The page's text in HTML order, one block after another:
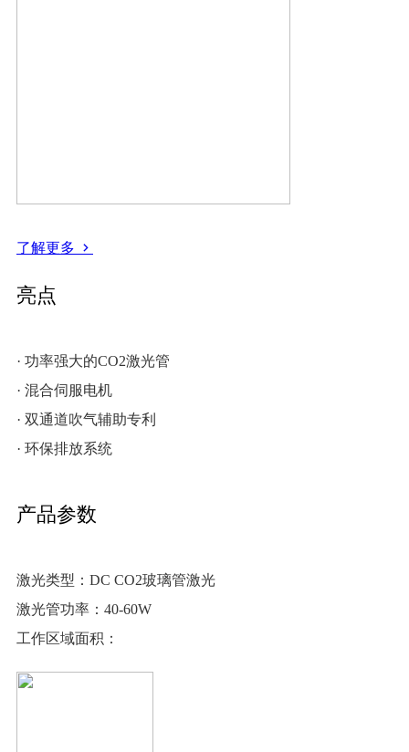
了解更多
亮点
· 功率强大的CO2激光管
· 混合伺服电机
· 双通道吹气辅助专利
· 环保排放系统
产品参数
激光类型： DC CO2玻璃管激光
激光管功率： 40-60W
工作区域面积：